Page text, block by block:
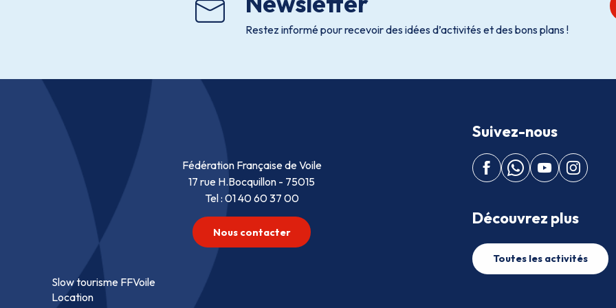
Restez informé pour recevoir des idées d’activités et des bons plans !
Fédération Française de Voile
17 rue H.Bocquillon - 75015
Tel : 01 40 60 37 00
Nous contacter
Suivez-nous
Découvrez plus
Toutes les activités
Slow tourisme FFVoile
Location